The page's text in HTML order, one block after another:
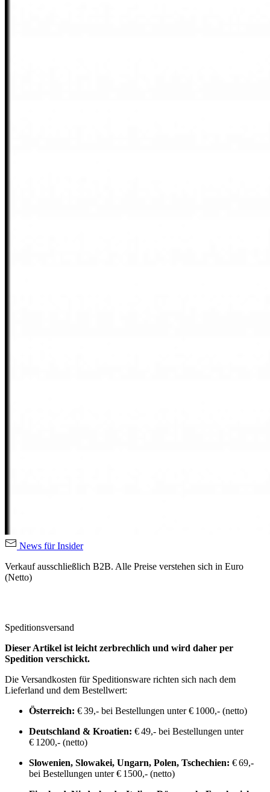
News für Insider
Verkauf ausschließlich B2B. Alle Preise verstehen sich in Euro
(Netto)
Speditionsversand
Dieser Artikel ist leicht zerbrechlich und wird daher per
Spedition verschickt.
Die Versandkosten für Speditionsware richten sich nach dem
Lieferland und dem Bestellwert:
Österreich: € 39,- bei Bestellungen unter € 1000,- (netto)
Deutschland & Kroatien: € 49,- bei Bestellungen unter
€ 1200,- (netto)
Slowenien, Slowakei, Ungarn, Polen, Tschechien: € 69,-
bei Bestellungen unter € 1500,- (netto)